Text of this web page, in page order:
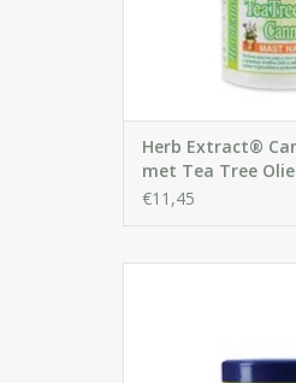
Herb Extract®
met Tea Tree Olie
€11,45
ontspanningsbad